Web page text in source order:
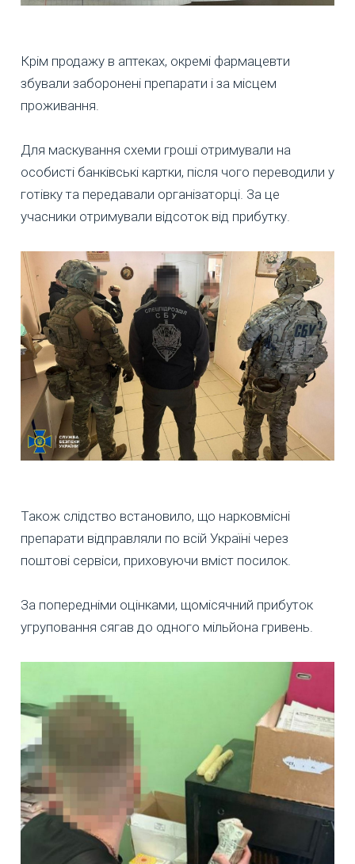
Крім продажу в аптеках, окремі фармацевти
збували заборонені препарати і за місцем
проживання.
Для маскування схеми гроші отримували на
особисті банківські картки, після чого переводили у
готівку та передавали організаторці. За це
учасники отримували відсоток від прибутку.
Також слідство встановило, що нарковмісні
препарати відправляли по всій Україні через
поштові сервіси, приховуючи вміст посилок.
За попередніми оцінками, щомісячний прибуток
угруповання сягав до одного мільйона гривень.